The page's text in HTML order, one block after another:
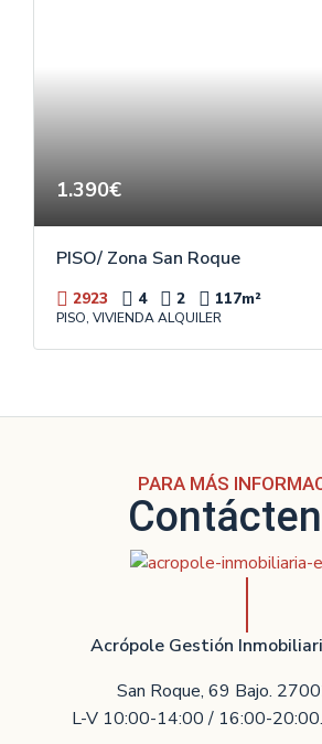
1.390€
PISO/ Zona San Roque
2923 4 2 117m²
PISO, VIVIENDA ALQUILER
PARA MÁS
Acrópole Gestión
San Roque, 69 Bajo.
L-V 10:00-14:00 / 16:00-